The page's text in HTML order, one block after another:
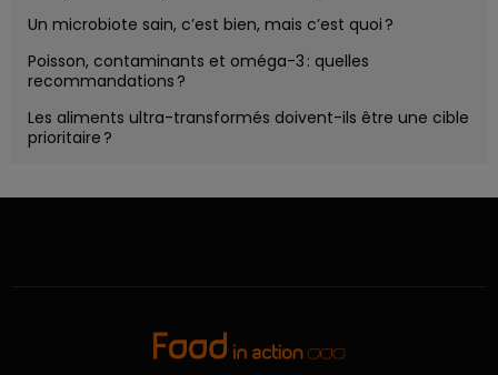
Un microbiote sain, c’est bien, mais c’est quoi ?
Poisson, contaminants et oméga-3 : quelles
recommandations ?
Les aliments ultra-transformés doivent-ils être une cible
prioritaire ?